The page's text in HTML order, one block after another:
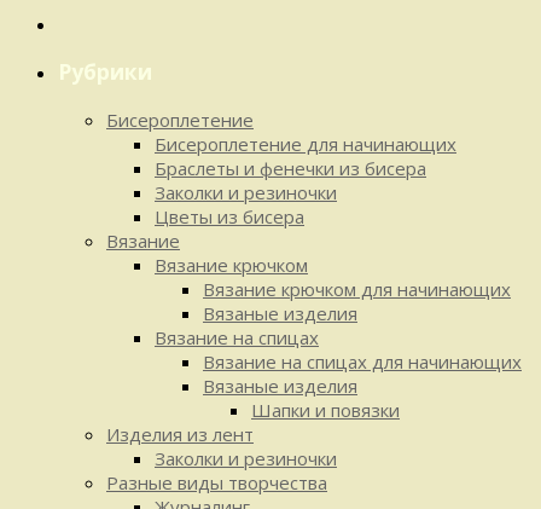
Рубрики
Бисероплетение
Бисероплетение для начинающих
Браслеты и фенечки из бисера
Заколки и резиночки
Цветы из бисера
Вязание
Вязание крючком
Вязание крючком для начинающих
Вязаные изделия
Вязание на спицах
Вязание на спицах для начинающих
Вязаные изделия
Шапки и повязки
Изделия из лент
Заколки и резиночки
Разные виды творчества